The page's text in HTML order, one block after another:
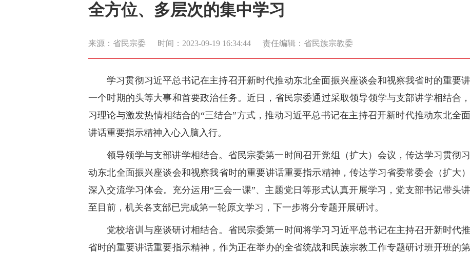
全方位、多层次的集中学习
来源：省民宗委 时间：2023-09-19 16:34:44 责任编辑：省民族宗教委
学习贯彻习近平总书记在主持召开新时代推动东北全面振兴座谈会和视察我省时的重要
一个时期的头等大事和首要政治任务。近日，省民宗委通过采取领导领学与支部讲学相结合
习理论与激发热情相结合的“三结合”方式，推动习近平总书记在主持召开新时代推动东北全
讲话重要指示精神入心入脑入行。
领导领学与支部讲学相结合。省民宗委第一时间召开党组（扩大）会议，传达学习贯彻
动东北全面振兴座谈会和视察我省时的重要讲话重要指示精神，传达学习省委常委会（扩大
深入交流学习体会。充分运用“三会一课”、主题党日等形式认真开展学习，党支部书记带头
至目前，机关各支部已完成第一轮原文学习，下一步将分专题开展研讨。
党校培训与座谈研讨相结合。省民宗委第一时间将学习习近平总书记在主持召开新时代
省时的重要讲话重要指示精神，作为正在举办的全省统战和民族宗教工作专题研讨班开班的